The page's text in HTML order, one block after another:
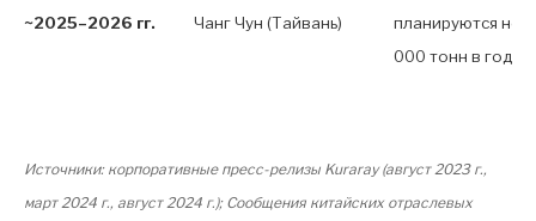
~2025–2026 гг. Чанг Чун (Тайвань)
планируются
000 тонн в год.
Источники: корпоративные пресс-релизы Kuraray (август 2023 г.,
март 2024 г., август 2024 г.); Сообщения китайских отраслевых